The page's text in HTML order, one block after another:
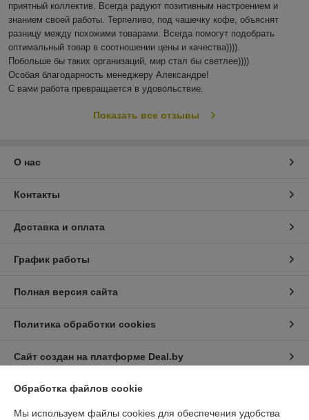
приятный коллектив. Всегда радуют позитивным настроением и
знанием своей работы. Терпеливо, под чашечку кофе, объяснят
разницу между похожими товарами. Всегда помогут подобрать
оптимальный товар в соотношении цены и качества)))).
Побольше бы таких организаций, мир стал бы светлее))))
Особая благодарность менеджеру Александре!
С вами работа превращается в удовольствие.
Показать все отзывы
О нас
Контакты
Доставка и оплата
График работы
Полная версия сайта
Политика обработки cookies
Сайт создан на платформе Deal.by
Обработка файлов cookie
Мы используем файлы cookies для обеспечения удобства